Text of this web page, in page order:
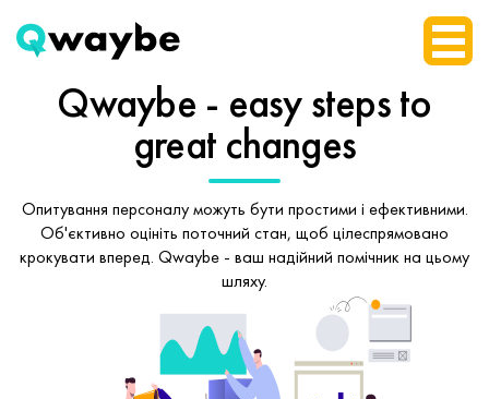
Qwaybe - easy stepsto
great changes
Опитування персоналу можуть бути простими і ефективними.
Об'єктивно оцініть поточний стан, щоб цілеспрямовано
крокувати вперед. Qwaybe - ваш надійний помічник на цьому
шляху.